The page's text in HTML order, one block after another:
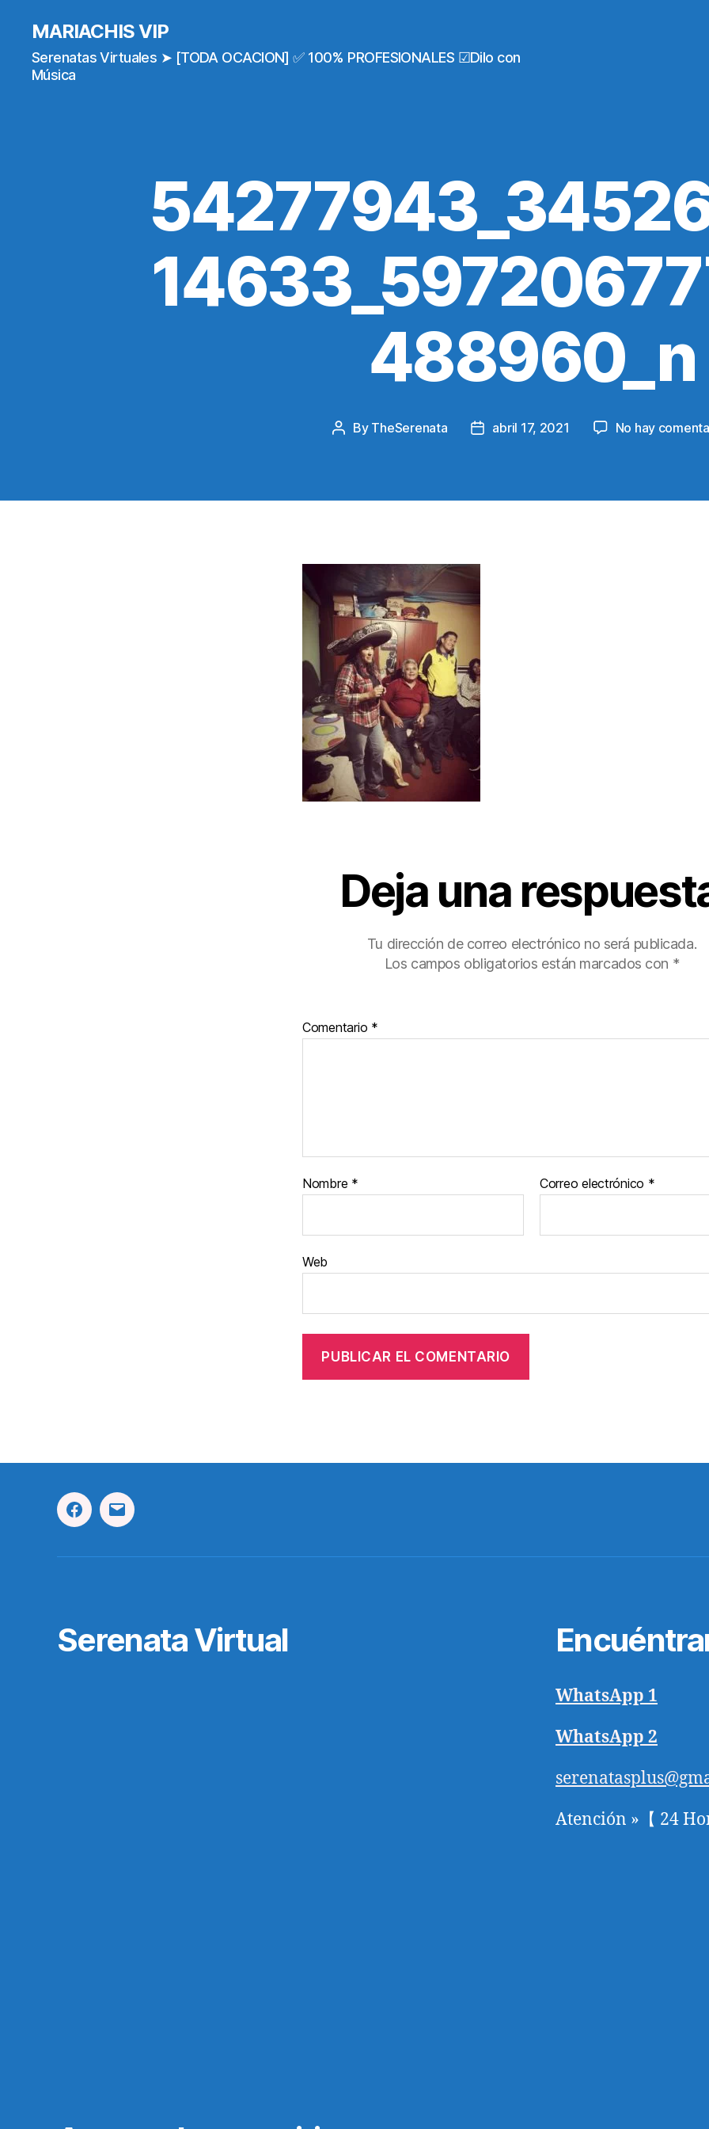
MARIACHIS VIP
Serenatas Virtuales ➤ [TODA OCACION] ✅ 100% PROFESIONALES ☑Dilo con
Música
488960_n
Post
By TheSerenata
Postabril 17, 2021 No hay
Deja una
Tu dirección de correo electrónico no será publicada.
Los campos obligatorios están marcados con *
Comentario *
Nombre * Correo electrónico *
Web
FacebookCorreo
Serenata Virtual
WhatsApp 1
WhatsApp 2
Atención »【 24